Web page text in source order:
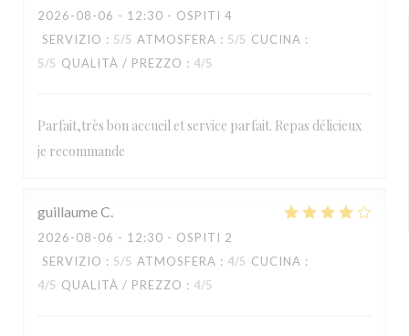
2026-08-06 - 12:30 - OSPITI 4
SERVIZIO : 5/5 ATMOSFERA : 5/5 CUCINA :
5/5 QUALITÀ / PREZZO : 4/5
Parfait,très bon accueil et service parfait. Repas délicieux
je recommande
guillaumeC
2026-08-06 - 12:30 - OSPITI 2
SERVIZIO : 5/5 ATMOSFERA : 4/5 CUCINA :
4/5 QUALITÀ / PREZZO : 4/5